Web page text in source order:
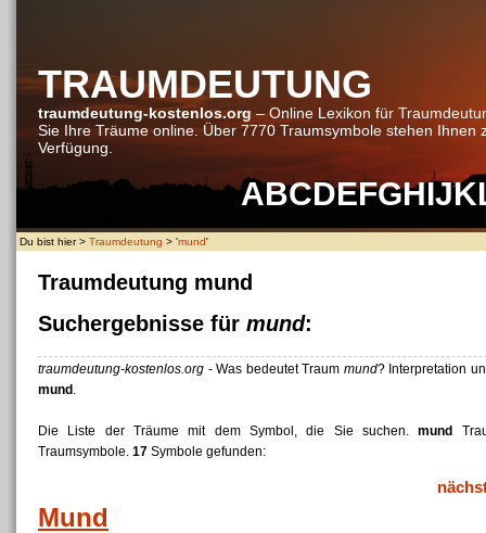
TRAUMDEUTUNG
traumdeutung-kostenlos.org– Online Lexikon für
Sie Ihre Träume online. Über 7770 Traumsymbole stehen Ihnen
Verfügung.
ABCDEFGHIJK
Du bist hier > Traumdeutung > 'mund'
Traumdeutung mund
Suchergebnisse für mund:
traumdeutung-kostenlos.org - Was bedeutet Traum mund? Interpretation
mund .
Die Liste der Träume mit dem Symbol, die Sie suchen.mund
Traumsymbole. 17 Symbole gefunden:
Mund